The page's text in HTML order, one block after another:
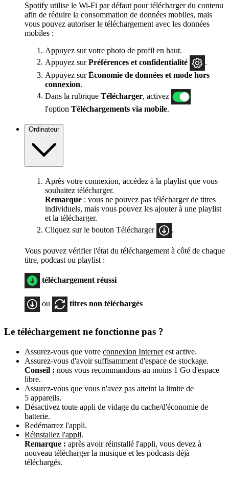
Spotify utilise le Wi-Fi par défaut pour télécharger du contenu
afin de réduire la consommation de données mobiles, mais
vous pouvez autoriser le téléchargement avec les données
mobiles :
Appuyez sur votre photo de profil en haut.
Appuyez surPréférences et confidentialité
Appuyez surÉconomie de données et mode hors
connexion.
Dans la rubrique Télécharger , activez
l'option Téléchargements via mobile.
Ordinateur
Après votre connexion, accédez à la playlist que vous
souhaitez télécharger.
Remarque : vous ne pouvez pas télécharger de titres
individuels, mais vous pouvez les ajouter à une playlist
et la télécharger.
Cliquez sur le bouton Télécharger
.
Vous pouvez vérifier l'état du téléchargement à côté de chaque
titre, podcast ou playlist :
téléchargement réussi
ou titres non téléchargés
Le téléchargement ne fonctionne pas ?
Assurez-vous que votre connexion Internet est active.
Assurez-vous d'avoir suffisamment d'espace de stockage.
Conseil : nous vous recommandons au moins 1 Go d'espace
libre.
Assurez-vous que vous n'avez pas atteint la limite de
5 appareils.
Désactivez toute appli de vidage du cache/d'économie de
batterie.
Redémarrez l'appli.
Réinstallez l'appli.
Remarque : après avoir réinstallé l'appli, vous devez à
nouveau télécharger la musique et les podcasts déjà
téléchargés.